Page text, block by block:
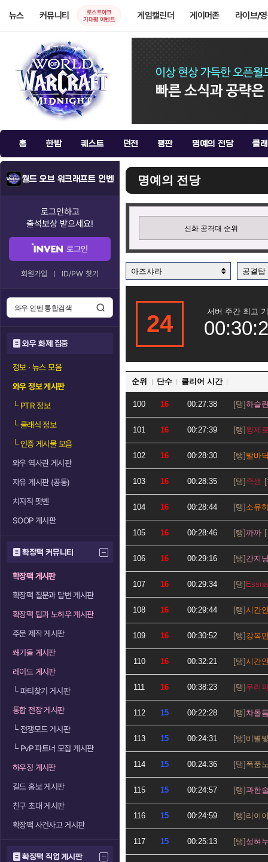
뉴스 커뮤니티
로스트아크
기대평 이벤트
게임캘린더 게이머존 라이브/
홈 한밤 퀘스트 던전 평판 명예의 전당 클
월드 오브 워크래프트 인벤
로그인하고
출석보상 받으세요!
로그인
회원가입 ID/PW 찾기
와우 화제 집중
정보 · 뉴스 모음
와우 정보 게시판
└PTR 정보
└클래식 정보
└인증 게시물 모음
와우 역사관 게시판
자유 게시판 (공통)
치지직 팟벤
SOOP 게시판
확장팩 커뮤니티
확장팩 게시판
확장팩 질문과 답변 게시판
확장팩 팁과 노하우 게시판
주문 제작 게시판
쐐기돌 게시판
레이드 게시판
└파티찾기 게시판
통합 전장 게시판
└전쟁모드 게시판
└PvP 파트너 모집 게시판
하우징 게시판
길드 홍보 게시판
친구 초대 게시판
확장팩 사건사고 게시판
확장팩 직업 게시판
명예의 전당
신화 공격대 순위
아즈샤라 공결탑
24 서버 주간 최고
순위 단수 클리어 시간
100 16 00:27:38 하슬
101 16 00:27:39 윙제
102 16 00:28:30 발바
103 16 00:28:35 즉샘
104 16 00:28:44 소유
105 16 00:28:46 까까
106 16 00:29:16 간지
107 16 00:29:34
108 16 00:29:44 시간
109 16 00:30:52 강복
110 16 00:32:21 시간
111 16 00:38:23 우리
112 15 00:22:28 차돌
113 15 00:24:31 비별
114 15 00:24:36 폭풍
115 15 00:24:57 과한
116 15 00:24:59 리이
117 15 00:25:13 성혀